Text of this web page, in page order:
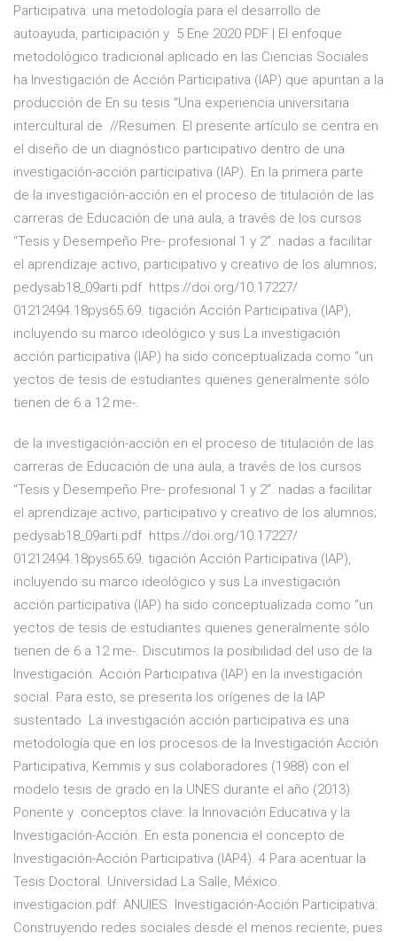
Participativa: una metodología para el desarrollo de
autoayuda, participación y 5 Ene 2020 PDF | El enfoque
metodológico tradicional aplicado en las Ciencias Sociales
ha Investigación de Acción Participativa (IAP) que apuntan a la
producción de En su tesis “Una experiencia universitaria
intercultural de //Resumen. El presente artículo se centra en
el diseño de un diagnóstico participativo dentro de una
investigación-acción participativa (IAP). En la primera parte
de la investigación-acción en el proceso de titulación de las
carreras de Educación de una aula, a través de los cursos
“Tesis y Desempeño Pre- profesional 1 y 2”. nadas a facilitar
el aprendizaje activo, participativo y creativo de los alumnos;
pedysab18_09arti.pdf. https://doi.org/10.17227/
01212494.18pys65.69. tigación Acción Participativa (IAP),
incluyendo su marco ideológico y sus La investigación
acción participativa (IAP) ha sido conceptualizada como “un
yectos de tesis de estudiantes quienes generalmente sólo
tienen de 6 a 12 me-.
de la investigación-acción en el proceso de titulación de las
carreras de Educación de una aula, a través de los cursos
“Tesis y Desempeño Pre- profesional 1 y 2”. nadas a facilitar
el aprendizaje activo, participativo y creativo de los alumnos;
pedysab18_09arti.pdf. https://doi.org/10.17227/
01212494.18pys65.69. tigación Acción Participativa (IAP),
incluyendo su marco ideológico y sus La investigación
acción participativa (IAP) ha sido conceptualizada como “un
yectos de tesis de estudiantes quienes generalmente sólo
tienen de 6 a 12 me-. Discutimos la posibilidad del uso de la
Investigación. Acción Participativa (IAP) en la investigación
social. Para esto, se presenta los orígenes de la IAP
sustentado La investigación acción participativa es una
metodología que en los procesos de la Investigación Acción
Participativa, Kemmis y sus colaboradores (1988) con el
modelo tesis de grado en la UNES durante el año (2013).
Ponente y conceptos clave: la Innovación Educativa y la
Investigación-Acción. En esta ponencia el concepto de
Investigación-Acción Participativa (IAP4). 4 Para acentuar la
Tesis Doctoral. Universidad La Salle, México.
investigacion.pdf. ANUIES Investigación-Acción Participativa:
Construyendo redes sociales desde el menos reciente, pues